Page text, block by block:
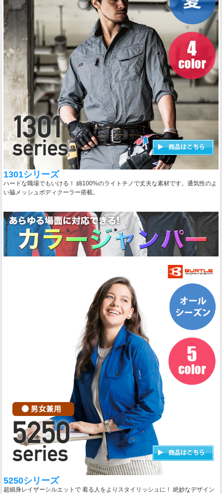
1301シリーズ
ハードな職場でもいける！ 綿100%のライトチノで丈夫な素材です。通気性のよ
い脇メッシュボディクーラー搭載。
5250シリーズ
超細身レイザーシルエットで 着る人をよりスタイリッシュに！ 絶妙なデザイン